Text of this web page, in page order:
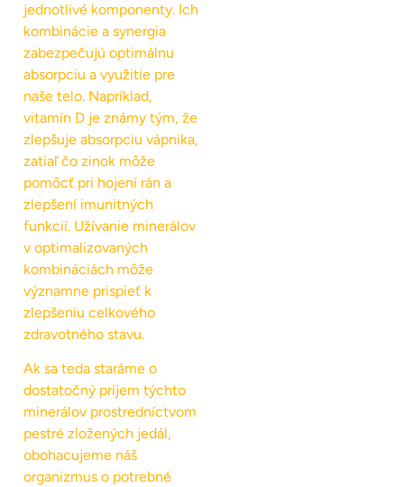
jednotlivé komponenty. Ich
kombinácie a synergia
zabezpečujú optimálnu
absorpciu a využitie pre
naše telo. Napríklad,
vitamín D je známy tým, že
zlepšuje absorpciu vápnika,
zatiaľ čo zinok môže
pomôcť pri hojení rán a
zlepšení imunitných
funkcií. Užívanie minerálov
v optimalizovaných
kombináciách môže
významne prispieť k
zlepšeniu celkového
zdravotného stavu.
Ak sa teda staráme o
dostatočný príjem týchto
minerálov prostredníctvom
pestré zložených jedál,
obohacujeme náš
organizmus o potrebné